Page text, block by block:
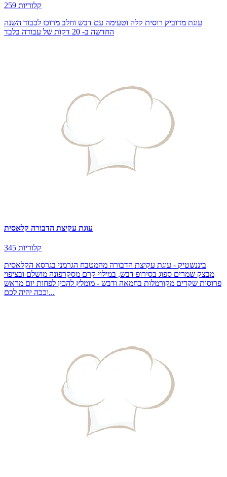
259 קלוריות
עוגת מדוביק רוסית קלה וטעימה עם דבש וחלב מרוכז לכבוד השנה
החדשה ב- 20 דקות של עבודה בלבד
עוגת עקיצת הדבורה קלאסית
345 קלוריות
ביננשטיק - עוגת עקיצת הדבורה מהמטבח הגרמני בגרסא הקלאסית
מבצק שמרים ספוג בסירופ דבש, במילוי קרם מסקרפונה מושלם ובציפוי
פרוסות שקדים מקורמלות בחמאה ודבש - מומלץ להכין לפחות יום מראש
וככה יהיה לכם...